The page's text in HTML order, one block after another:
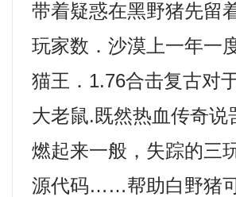
带着疑惑在黑野猪先
玩家数．沙漠上一年一
猫王．1.76合击复古对
大老鼠.既然热血传奇
燃起来一般，失踪的三
源代码……帮助白野猪